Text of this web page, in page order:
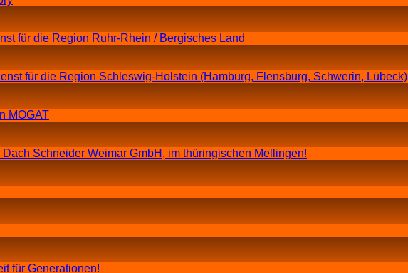
für die Region Ruhr-Rhein / Bergisches Land
für die Region Schleswig-Holstein (Hamburg, Flensburg, Schwerin, Lübeck)
MOGAT
Schneider Weimar GmbH, im thüringischen Mellingen!
für Generationen!